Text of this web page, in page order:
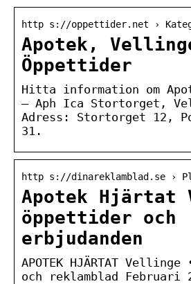
http s://oppettider.net ›
Apotek,
Öppettider
Hitta information om
– Aph Ica Stortorget,
Adress: Stortorget 12,
31.
http s://dinareklamblad.se ›
Apotek Hjärtat
öppettider och
erbjudanden
APOTEK HJÄRTAT
och reklamblad Februari